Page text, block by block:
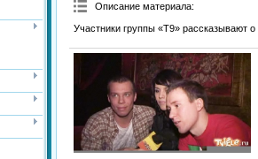
Описание материала:
Участники группы «Т9» рассказывают